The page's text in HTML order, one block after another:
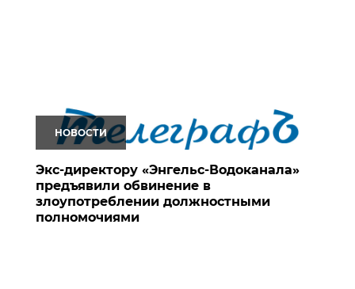
НОВОСТИ
Экс-директору «Энгельс-Водоканала»
предъявили обвинение в
злоупотреблении должностными
полномочиями